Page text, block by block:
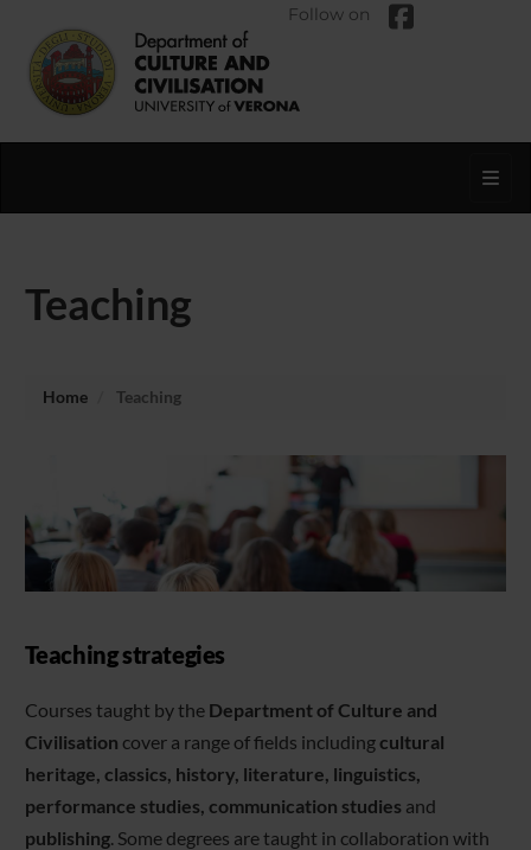
Follow on
Teaching
Home Teaching
Teaching strategies
Courses taught by the Department of Culture and
Civilisation cover a range of fields includingcultural
heritage, classics, history, literature, linguistics,
performance studies, communication studies and
publishing. Some degrees are taught in collaboration with